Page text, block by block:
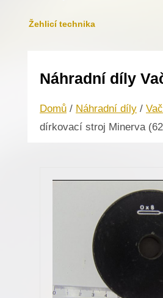
Žehlicí technika
Náhradní díly
Domů / Náhradní díly /
dírkovací stroj Minerva